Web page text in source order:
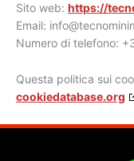
Sito web: https://
Email: info@
Numero di telefono:
Questa politica sui
cookiedatabase.org